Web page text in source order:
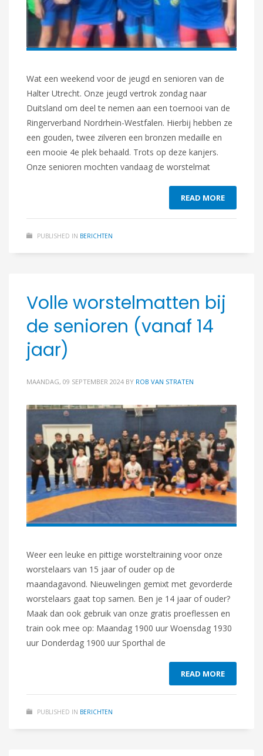
Wat een weekend voor de jeugd en senioren van de
Halter Utrecht. Onze jeugd vertrok zondag naar
Duitsland om deel te nemen aan een toernooi van de
Ringerverband Nordrhein-Westfalen. Hierbij hebben ze
een gouden, twee zilveren een bronzen medaille en
een mooie 4e plek behaald. Trots op deze kanjers.
Onze senioren mochten vandaag de worstelmat
READ MORE
PUBLISHED IN BERICHTEN
Volle worstelmatten bij
de senioren (vanaf 14
jaar)
MAANDAG, 09 SEPTEMBER 2024 BY ROB VAN STRATEN
Weer een leuke en pittige worsteltraining voor onze
worstelaars van 15 jaar of ouder op de
maandagavond. Nieuwelingen gemixt met gevorderde
worstelaars gaat top samen. Ben je 14 jaar of ouder?
Maak dan ook gebruik van onze gratis proeflessen en
train ook mee op: Maandag 1900 uur Woensdag 1930
uur Donderdag 1900 uur Sporthal de
READ MORE
PUBLISHED IN BERICHTEN